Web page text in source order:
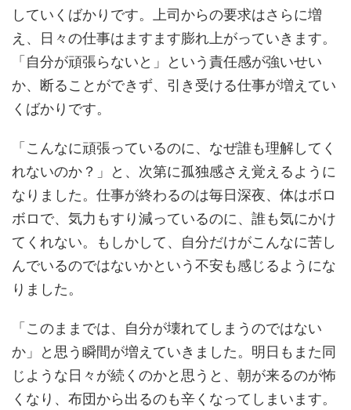
していくばかりです。上司からの要求はさらに増
え、日々の仕事はますます膨れ上がっていきます。
「自分が頑張らないと」という責任感が強いせい
か、断ることができず、引き受ける仕事が増えてい
くばかりです。
「こんなに頑張っているのに、なぜ誰も理解してく
れないのか？」と、次第に孤独感さえ覚えるように
なりました。仕事が終わるのは毎日深夜、体はボロ
ボロで、気力もすり減っているのに、誰も気にかけ
てくれない。もしかして、自分だけがこんなに苦し
んでいるのではないかという不安も感じるようにな
りました。
「このままでは、自分が壊れてしまうのではない
か」と思う瞬間が増えていきました。明日もまた同
じような日々が続くのかと思うと、朝が来るのが怖
くなり、布団から出るのも辛くなってしまいます。